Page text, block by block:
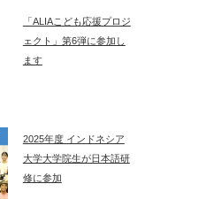
「ALIAこども応援プロジ
ェクト」第6弾に参加し
ます
2025年度 インドネシア
大学大学院生が日本語研
修に参加